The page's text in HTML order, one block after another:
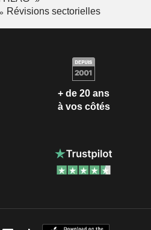
Révisions sectorielles
+ de 20 ans
à vos côtés